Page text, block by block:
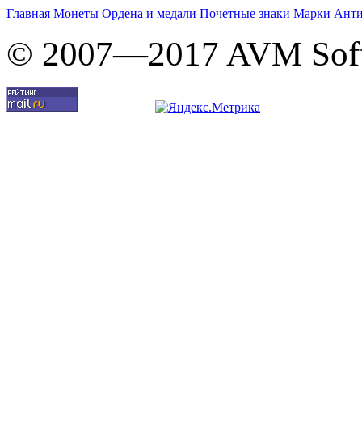
Главная Монеты Ордена и медали Почетные знаки Марки
© 2007—2017 AVM